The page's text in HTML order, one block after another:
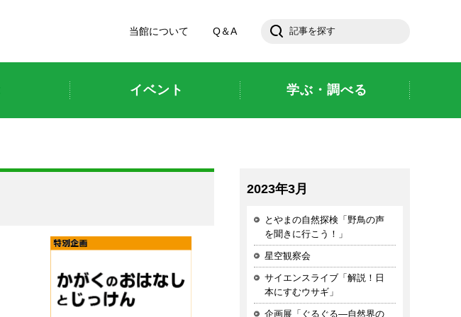
当館について
Q＆A
イベント 学ぶ・調べる
2023年3月
とやまの自然探検「野鳥の声
を聞きに行こう！」
星空観察会
サイエンスライブ「解説！日
本にすむウサギ」
企画展「ぐるぐる—自然界の